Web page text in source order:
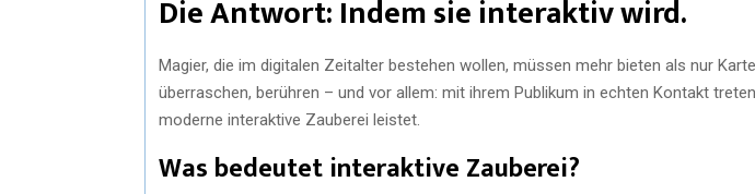
Die Antwort: Indem sie interaktiv wird.
Magier, die im digitalen Zeitalter bestehen wollen, müssen mehr bieten als nur
überraschen, berühren – und vor allem: mit ihrem Publikum in echten Kontakt
moderne interaktive Zauberei leistet.
Was bedeutet interaktive Zauberei?